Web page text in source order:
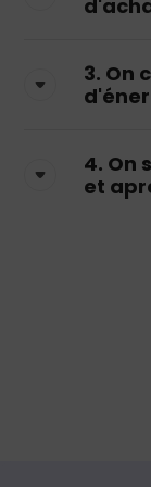
3. On
4. On
et